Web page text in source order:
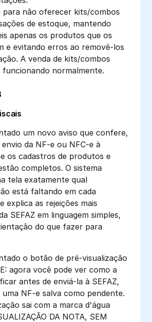
para não oferecer kits/combos
de estoque, mantendo
apenas os produtos que os
e evitando erros ao removê-los
A venda de kits/combos
normalmente.
um novo aviso que confere,
da NF-e ou NFC-e à
os cadastros de produtos e
completos. O sistema
tela exatamente qual
está faltando em cada
explica as rejeições mais
SEFAZ em linguagem simples,
do que fazer para
o botão de pré-visualização
agora você pode ver como a
antes de enviá-la à SEFAZ,
NF-e salva como pendente.
sai com a marca d'água
DA NOTA, SEM